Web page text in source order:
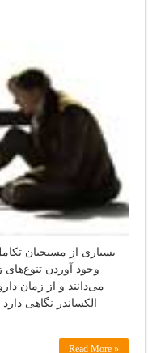
بسیاری از مسیحیان
وجود آوردن
می‌دانند و از زمان
الکساندر نگاهی
Read More »